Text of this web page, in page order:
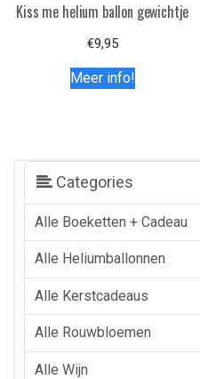
Kiss me helium ballon gewichtje
€9,95
Meer info!
Categories
Alle Boeketten + Cadeau
Alle Heliumballonnen
Alle Kerstcadeaus
Alle Rouwbloemen
Alle Wijn